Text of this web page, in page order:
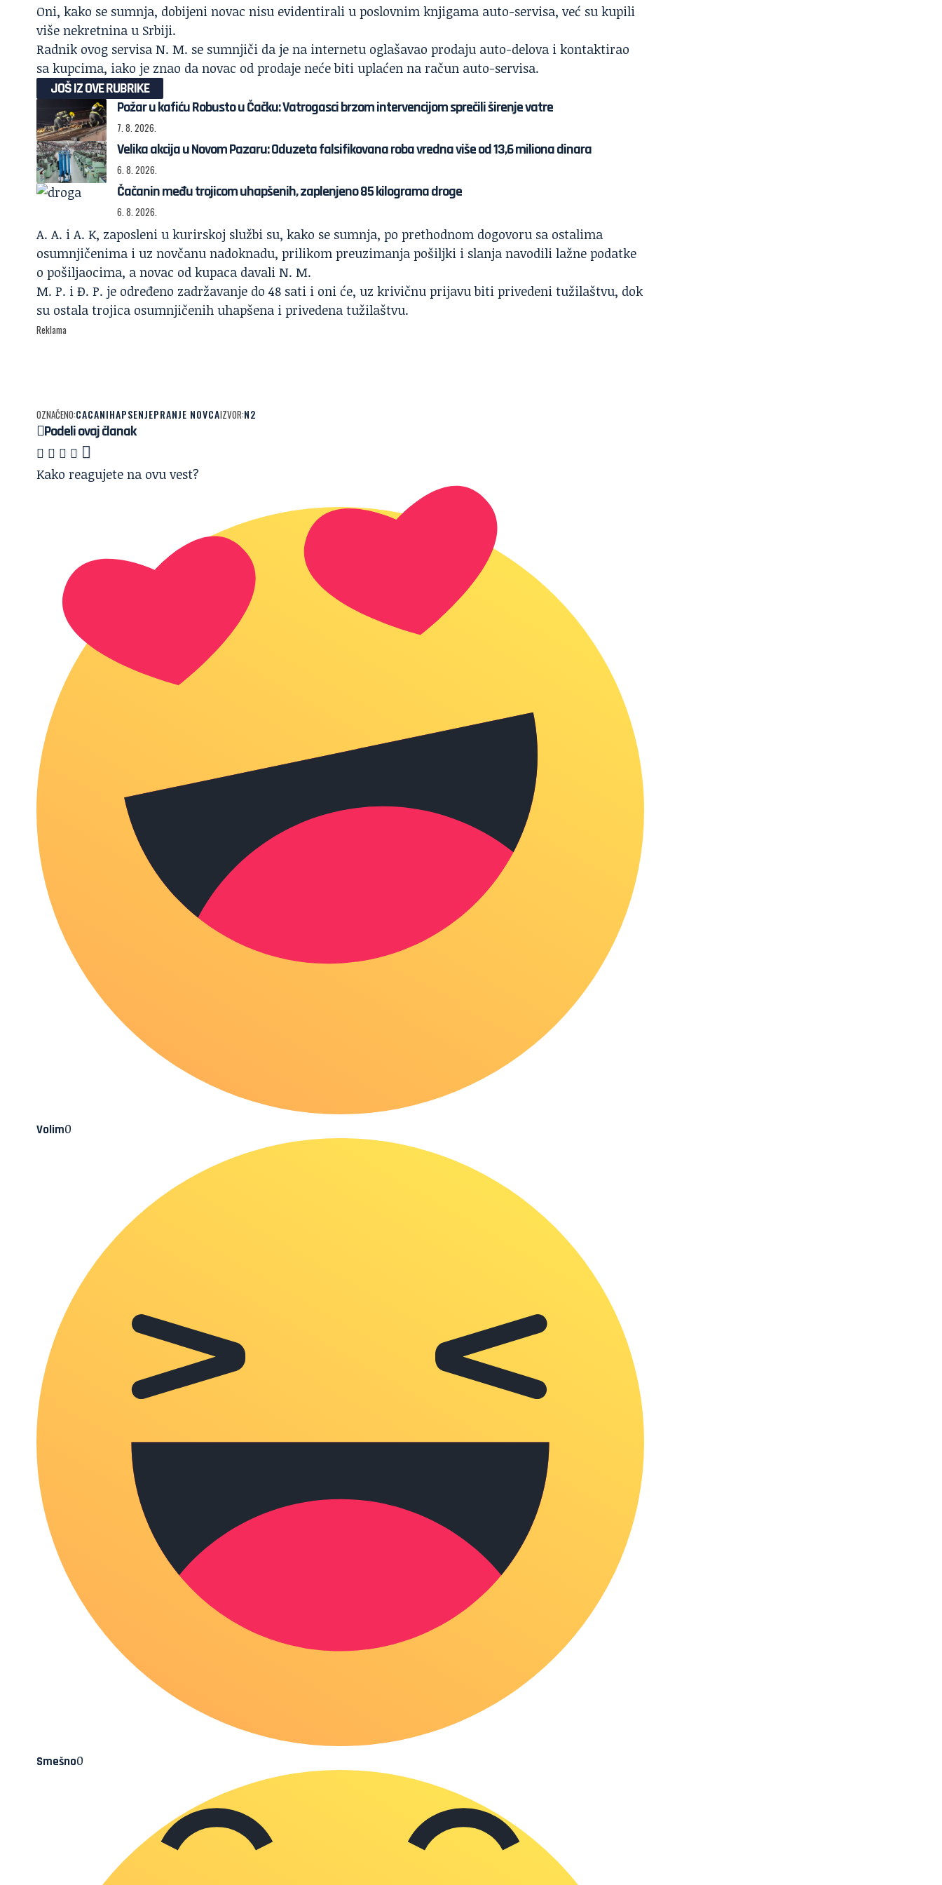
Oni, kako se sumnja, dobijeni novac nisu evidentirali u poslovnim knjigama auto-servisa, već su kupili
više nekretnina u Srbiji.
Radnik ovog servisa N. M. se sumnjiči da je na internetu oglašavao prodaju auto-delova i kontaktirao
sa kupcima, iako je znao da novac od prodaje neće biti uplaćen na račun auto-servisa.
JOŠ IZ OVE RUBRIKE
Požar u kafiću Robusto u Čačku: Vatrogasci brzom intervencijom sprečili širenje vatre
7. 8. 2026.
Velika akcija u Novom Pazaru: Oduzeta falsifikovana roba vredna više od 13,6 miliona dinara
6. 8. 2026.
Čačanin među trojicom uhapšenih, zaplenjeno 85 kilograma droge
6. 8. 2026.
A. A. i A. K, zaposleni u kurirskoj službi su, kako se sumnja, po prethodnom dogovoru sa ostalima
osumnjičenima i uz novčanu nadoknadu, prilikom preuzimanja pošiljki i slanja navodili lažne podatke
o pošiljaocima, a novac od kupaca davali N. M.
M. P. i Đ. P. je određeno zadržavanje do 48 sati i oni će, uz krivičnu prijavu biti privedeni tužilaštvu, dok
su ostala trojica osumnjičenih uhapšena i privedena tužilaštvu.
Reklama
OZNAČENO:CACANIHAPSENJEPRANJE NOVCAIZVOR:N2
Podeli ovaj članak
Kako reagujete na ovu vest?
Volim0
Smešno0